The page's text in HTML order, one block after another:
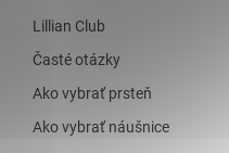
Lillian Club
Časté otázky
Ako vybrať prsteň
Ako vybrať náušnice